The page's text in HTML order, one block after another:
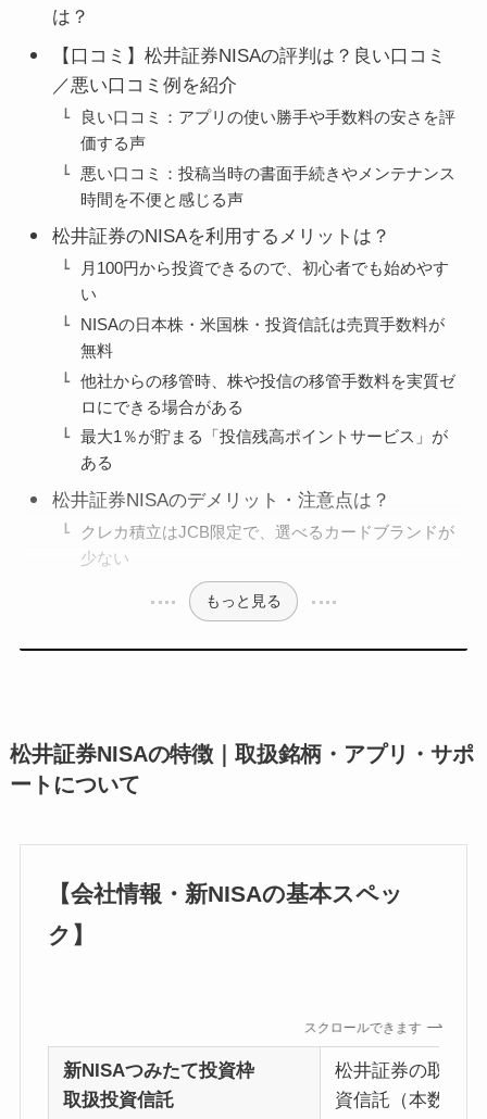
は？
【口コミ】松井証券NISAの評判は？良い口コミ
／悪い口コミ例を紹介
良い口コミ：アプリの使い勝手や手数料の安さを評
価する声
悪い口コミ：投稿当時の書面手続きやメンテナンス
時間を不便と感じる声
松井証券のNISAを利用するメリットは？
月100円から投資できるので、初心者でも始めやす
い
NISAの日本株・米国株・投資信託は売買手数料が
無料
他社からの移管時、株や投信の移管手数料を実質ゼ
ロにできる場合がある
最大1％が貯まる「投信残高ポイントサービス」が
ある
松井証券NISAのデメリット・注意点は？
クレカ積立はJCB限定で、選べるカードブランドが
少ない
もっと見る
松井証券NISAの特徴｜取扱銘柄・アプリ・サポ
ートについて
【会社情報・新NISAの基本スペッ
ク】
スクロールできます
新NISAつみたて投資枠
取扱投資信託
松井証券の取扱
資信託（本数は